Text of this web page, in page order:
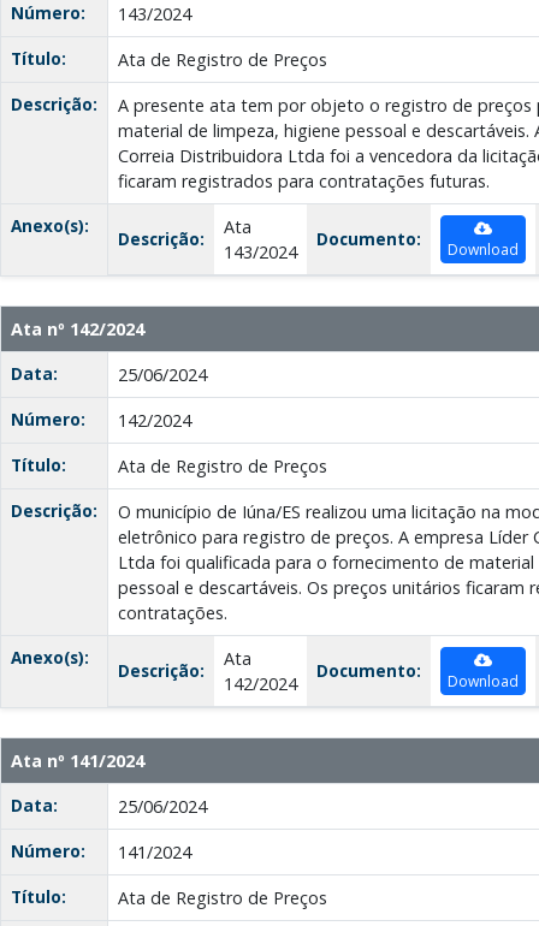
Número:
143/2024
Título:
Ata de Registro de Preços
Descrição:
A presente ata tem por objeto o registro de preços
material de limpeza, higiene pessoal e descartáveis.
Correia Distribuidora Ltda foi a vencedora da
ficaram registrados para contratações futuras.
Anexo(s):
Descrição:
Ata
143/2024
Documento: Download
Ata nº 142/2024
Data:
25/06/2024
Número:
142/2024
Título:
Ata de Registro de Preços
Descrição:
O município de Iúna/ES realizou uma licitação na
eletrônico para registro de preços. A empresa Líder
Ltda foi qualificada para o fornecimento de material
pessoal e descartáveis. Os preços unitários ficaram
contratações.
Anexo(s):
Descrição:
Ata
142/2024
Documento: Download
Ata nº 141/2024
Data:
25/06/2024
Número:
141/2024
Título:
Ata de Registro de Preços